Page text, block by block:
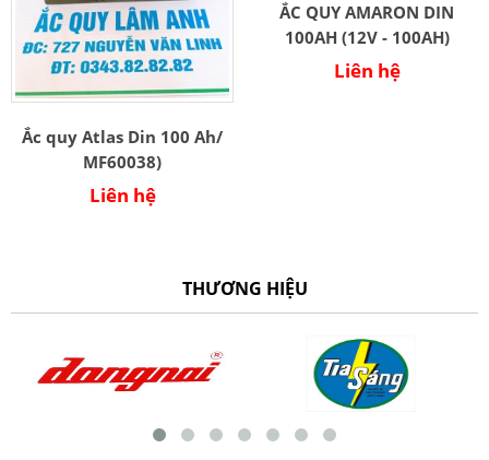
Ắc quy Atlas Din 100 Ah/
MF60038)
Liên hệ
ẮC QUY AMARON DIN
100AH (12V - 100AH)
Liên hệ
THƯƠNG HIỆU